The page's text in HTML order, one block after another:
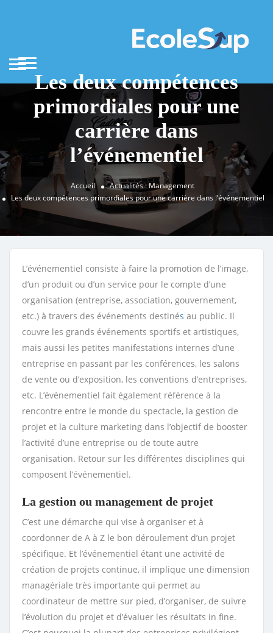
Les deux compétences
primordiales pour une
carrière dans
l’événementiel
Accueil
Actualités : Management
Les deux compétences primordiales pour une carrière dans l’événementiel
L’événementiel consiste à faire la promotion de l’image,
d’un produit ou d’un service pour le compte d’une
organisation (entreprise, association, gouvernement,
etc.) à travers des événements destinés au public. Il
couvre les grands événements sportifs et artistiques,
mais aussi les petites manifestations internes d’une
entreprise en passant par les conférences, les salons
de vente ou d’exposition, les conventions d’entreprises,
etc. L’événementiel fait également référence à la
rencontre entre le monde du spectacle, la gestion de
projet et la culture marketing dans l’objectif de booster
l’activité d’une entreprise ou de toute autre
organisation. Retour sur les différentes disciplines qui
composent l’événementiel.
La gestion ou management de projet
C’est une démarche qui vise à organiser et à
coordonner de A à Z le bon déroulement d’un projet
spécifique. Et l’événementiel étant une activité de
création de projets continue, il implique une dimension
managériale très importante qui permet au
coordinateur de mettre sur pied, d’organiser, de suivre
l’évolution du projet et d’évaluer les résultats in fine.